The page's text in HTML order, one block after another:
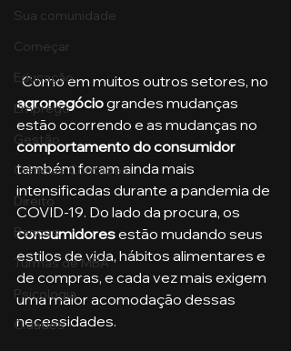
Sua comunidade
Começar
Educação
Emprego
Gestão
Ciências Contábeis
Direito
Bancos
Turmas de MBA
Psicologia
Cidades
  Como em muitos outros setores, no
agronegócio grandes mudanças
estão ocorrendo e as mudanças no
comportamento do consumidor
também foram ainda mais
intensificadas durante a pandemia de
COVID-19. Do lado da procura, os
consumidores estão mudando seus
estilos de vida, hábitos alimentares e
de compras, e cada vez mais exigem
uma maior acomodação dessas
necessidades.